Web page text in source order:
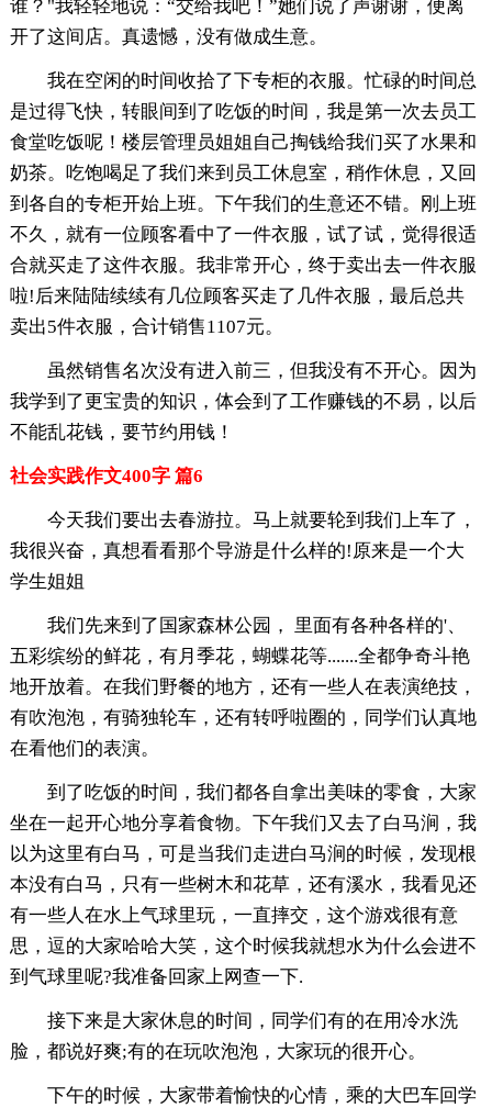
谁？"我轻轻地说：“交给我吧！”她们说了声谢谢，便离
开了这间店。真遗憾，没有做成生意。
我在空闲的时间收拾了下专柜的衣服。忙碌的时间总
是过得飞快，转眼间到了吃饭的时间，我是第一次去员工
食堂吃饭呢！楼层管理员姐姐自己掏钱给我们买了水果和
奶茶。吃饱喝足了我们来到员工休息室，稍作休息，又回
到各自的专柜开始上班。下午我们的生意还不错。刚上班
不久，就有一位顾客看中了一件衣服，试了试，觉得很适
合就买走了这件衣服。我非常开心，终于卖出去一件衣服
啦!后来陆陆续续有几位顾客买走了几件衣服，最后总共
卖出5件衣服，合计销售1107元。
虽然销售名次没有进入前三，但我没有不开心。因为
我学到了更宝贵的知识，体会到了工作赚钱的不易，以后
不能乱花钱，要节约用钱！
社会实践作文400字 篇6
今天我们要出去春游拉。马上就要轮到我们上车了，
我很兴奋，真想看看那个导游是什么样的!原来是一个大
学生姐姐
我们先来到了国家森林公园， 里面有各种各样的'、
五彩缤纷的鲜花，有月季花，蝴蝶花等.......全都争奇斗艳
地开放着。在我们野餐的地方，还有一些人在表演绝技，
有吹泡泡，有骑独轮车，还有转呼啦圈的，同学们认真地
在看他们的表演。
到了吃饭的时间，我们都各自拿出美味的零食，大家
坐在一起开心地分享着食物。下午我们又去了白马涧，我
以为这里有白马，可是当我们走进白马涧的时候，发现根
本没有白马，只有一些树木和花草，还有溪水，我看见还
有一些人在水上气球里玩，一直摔交，这个游戏很有意
思，逗的大家哈哈大笑，这个时候我就想水为什么会进不
到气球里呢?我准备回家上网查一下.
接下来是大家休息的时间，同学们有的在用冷水洗
脸，都说好爽;有的在玩吹泡泡，大家玩的很开心。
下午的时候，大家带着愉快的心情，乘的大巴车回学